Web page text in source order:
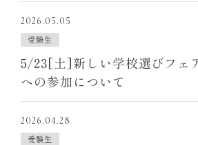
2026.05.05
受験生
5/23[土]新しい学校選びフェ
への参加について
2026.04.28
受験生